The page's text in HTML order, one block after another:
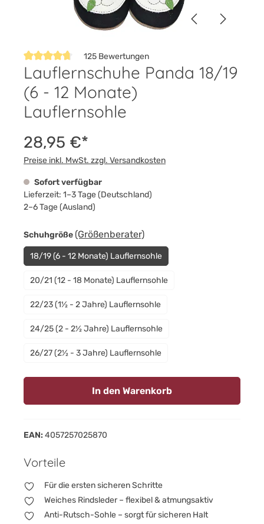
Durchschnittliche Bewertung von 4.7 von 5 Sternen
125 Bewertungen
Lauflernschuhe Panda 18/19
(6 - 12 Monate)
Lauflernsohle
28,95 €*
Preise inkl. MwSt. zzgl. Versandkosten
Sofort verfügbar
Lieferzeit: 1–3 Tage (Deutschland)
2–6 Tage (Ausland)
Schuhgrößeauswählen
(Größenberater)
18/19 (6 - 12 Monate) Lauflernsohle
20/21 (12 - 18 Monate) Lauflernsohle
22/23 (1½ - 2 Jahre) Lauflernsohle
24/25 (2 - 2½ Jahre) Lauflernsohle
26/27 (2½ - 3 Jahre) Lauflernsohle
In den Warenkorb
EAN: 4057257025870
Vorteile
Für die ersten sicheren Schritte
Weiches Rindsleder – flexibel & atmungsaktiv
Anti-Rutsch-Sohle – sorgt für sicheren Halt